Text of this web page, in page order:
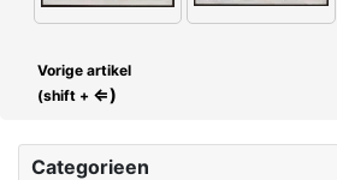
Categorieen
Vorige artikel
(shift + ⇐)